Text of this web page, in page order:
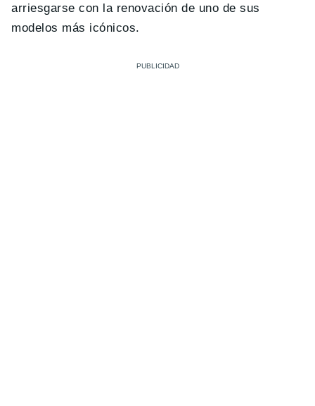
arriesgarse con la renovación de uno de sus
modelos más icónicos.